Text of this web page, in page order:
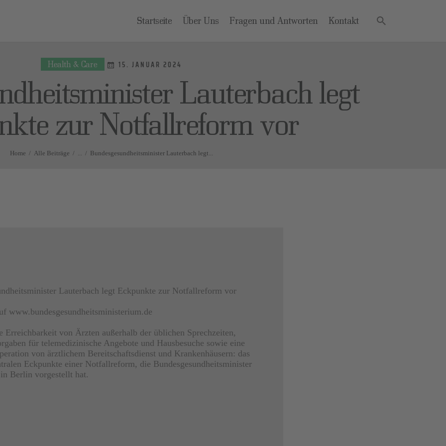
Startseite Über Uns Fragen und Antworten Kontakt
Health & Care 15. JANUAR 2024
Lauterbach legt
zur Notfallreform vor
Home Alle Beiträge ... Bundesgesundheitsminister Lauterbach legt...
UND
Lauterbach legt Eckpunkte zur Notfallreform vor
www.bundesgesundheitsministerium.de
Erreichbarkeit von Ärzten außerhalb der üblichen Sprechzeiten,
für telemedizinische Angebote und Hausbesuche sowie eine
von ärztlichem Bereitschaftsdienst und Krankenhäusern: das
Eckpunkte einer Notfallreform, die Bundesgesundheitsminister
Berlin vorgestellt hat.